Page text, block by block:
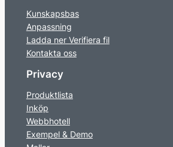
Kunskapsbas
Anpassning
Ladda ner Verifiera fil
Kontakta oss
Privacy
Produktlista
Inköp
Webbhotell
Exempel & Demo